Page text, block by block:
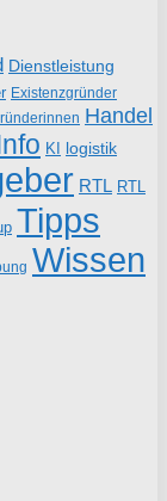
Dienstleistung
Existenzgründer
Handel
KI logistik
RTL RTL
Tipps
Wissen